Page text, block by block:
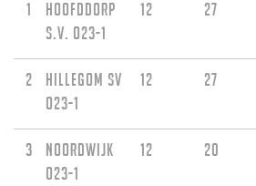
1
Hoofddorp
s.v. O23-1
12 27
2
Hillegom sv
O23-1
12 27
3
Noordwijk
O23-1
12 20